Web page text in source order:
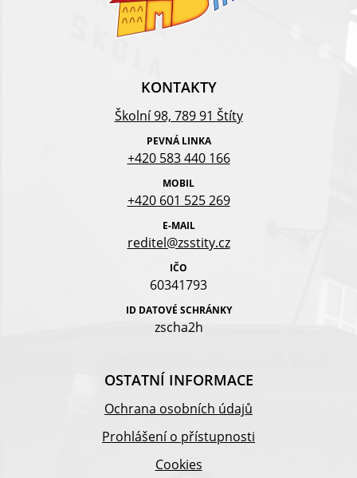
KONTAKTY
Školní 98, 789 91 Štíty
PEVNÁ LINKA
+420 583 440 166
MOBIL
+420 601 525 269
E-MAIL
reditel@zsstity.cz
IČO
60341793
ID DATOVÉ SCHRÁNKY
zscha2h
OSTATNÍ INFORMACE
Ochrana osobních údajů
Prohlášení o přístupnosti
Cookies